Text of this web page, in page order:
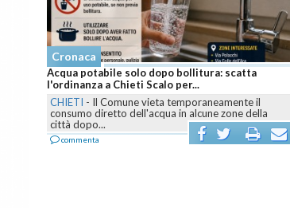
Cronaca
Acqua potabile solo dopo bollitura: scatta
l'ordinanza a Chieti Scalo per...
CHIETI - Il Comune vieta temporaneamente il
consumo diretto dell'acqua in alcune zone della
città dopo...
commenta